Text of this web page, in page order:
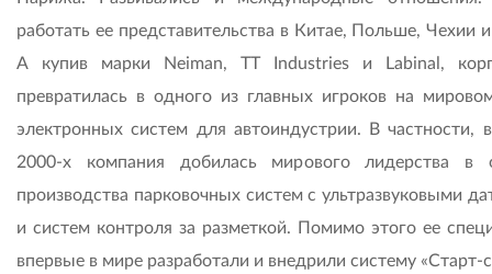
работать ее представительства в Китае, Польше, Чехии
А купив марки Neiman, TT Industries и Labinal,
превратилась в одного из главных игроков на
электронных систем для автоиндустрии. В частности,
2000-х компания добилась мирового лидерства в
производства парковочных систем с ультразвуковыми
и систем контроля за разметкой. Помимо этого ее
впервые в мире разработали и внедрили систему «Старт-